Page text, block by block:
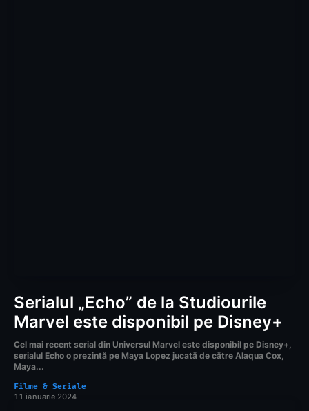
Serialul „Echo” de la Studiourile
Marvel este disponibil pe Disney+
Cel mai recent serial din Universul Marvel este disponibil pe Disney+,
serialul Echo o prezintă pe Maya Lopez jucată de către Alaqua Cox,
Maya...
Filme & Seriale
11 ianuarie 2024